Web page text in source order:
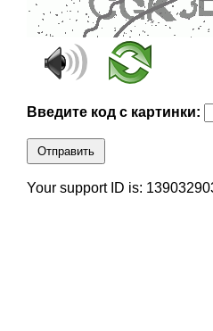
Введите код с картинки:
Отправить
Your support ID is: